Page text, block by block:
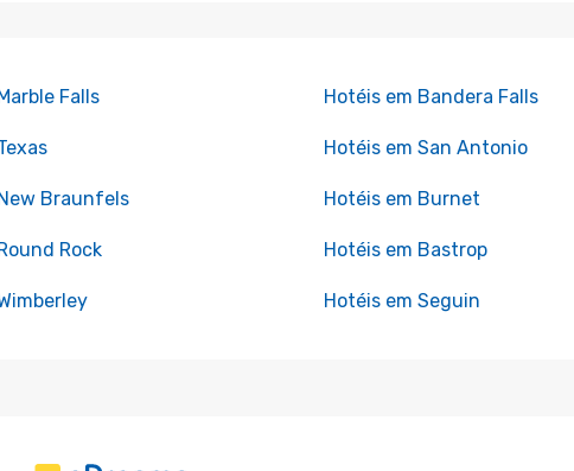
Falls Hotéis em Bandera Falls
Hotéis em San Antonio
Braunfels Hotéis em Burnet
Rock Hotéis em Bastrop
Hotéis em Seguin